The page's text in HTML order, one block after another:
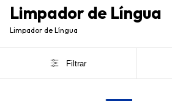
Limpador de Língua
Limpador de Língua
Filtrar